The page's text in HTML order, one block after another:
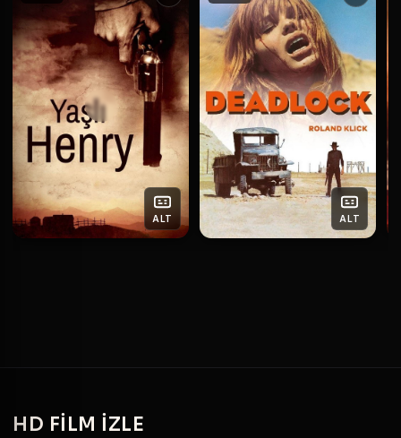
ALT ALT
HD FILM IZLE